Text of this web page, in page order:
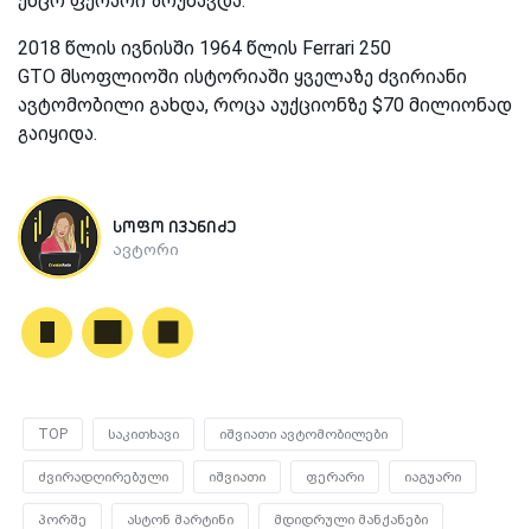
2018 წლის ივნისში 1964 წლის Ferrari 250
GTO მსოფლიოში ისტორიაში ყველაზე ძვირიანი
ავტომობილი გახდა, როცა აუქციონზე $70 მილიონად
გაიყიდა.
სოფო ივანიძე
ავტორი
TOP საკითხავი იშვიათი ავტომობილები
ძვირადღირებული იშვიათი ფერარი იაგუარი
პორშე ასტონ მარტინი მდიდრული მანქანები